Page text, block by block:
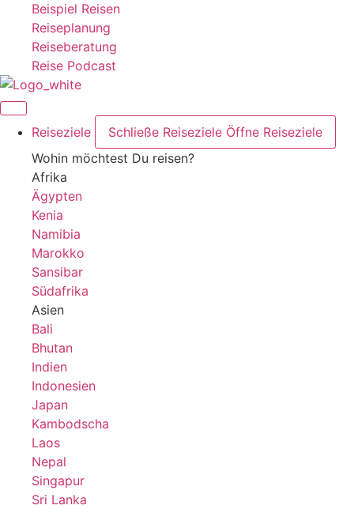
Beispiel Reisen
Reiseplanung
Reiseberatung
Reise Podcast
Reiseziele Schließe Reiseziele Öffne Reiseziele
Wohin möchtest Du reisen?
Afrika
Ägypten
Kenia
Namibia
Marokko
Sansibar
Südafrika
Asien
Bali
Bhutan
Indien
Indonesien
Japan
Kambodscha
Laos
Nepal
Singapur
Sri Lanka